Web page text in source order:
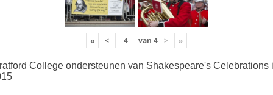
« < van 4 > »
College ondersteunen van Shakespeare's Celebrations